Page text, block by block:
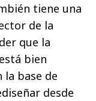
tiene una
de la
que la
bien
base de
desde